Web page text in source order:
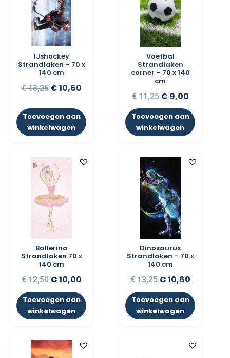
IJshockey
Strandlaken – 70 x
140 cm
€13,25 €10,60
Toevoegen aan
winkelwagen
Voetbal
Strandlaken
corner – 70 x 140
cm
€11,25 € 9,00
Toevoegen aan
winkelwagen
Ballerina
Strandlaken 70 x
140 cm
€12,50 €10,00
Toevoegen aan
winkelwagen
Dinosaurus
Strandlaken – 70 x
140 cm
€13,25 €10,60
Toevoegen aan
winkelwagen